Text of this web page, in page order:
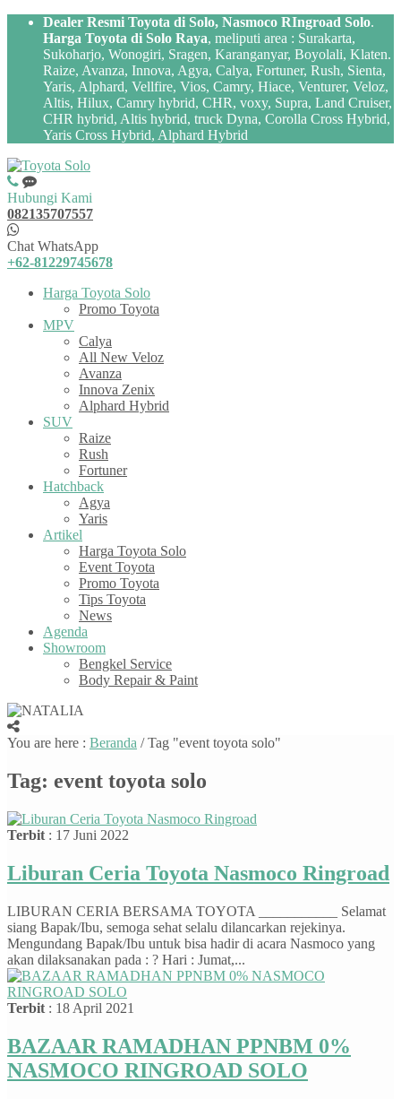
Dealer Resmi Toyota di Solo, Nasmoco RIngroad Solo.
Harga Toyota di Solo Raya, meliputi area : Surakarta,
Sukoharjo, Wonogiri, Sragen, Karanganyar, Boyolali, Klaten.
Raize, Avanza, Innova, Agya, Calya, Fortuner, Rush, Sienta,
Yaris, Alphard, Vellfire, Vios, Camry, Hiace, Venturer, Veloz,
Altis, Hilux, Camry hybrid, CHR, voxy, Supra, Land Cruiser,
CHR hybrid, Altis hybrid, truck Dyna, Corolla Cross Hybrid,
Yaris Cross Hybrid, Alphard Hybrid
Hubungi Kami
082135707557
Chat WhatsApp
+62-81229745678
Harga Toyota Solo
Promo Toyota
MPV
Calya
All New Veloz
Avanza
Innova Zenix
Alphard Hybrid
SUV
Raize
Rush
Fortuner
Hatchback
Agya
Yaris
Artikel
Harga Toyota Solo
Event Toyota
Promo Toyota
Tips Toyota
News
Agenda
Showroom
Bengkel Service
Body Repair & Paint
You are here : Beranda /Tag "event toyota solo"
Tag: event toyota solo
Terbit : 17 Juni 2022
Liburan Ceria Toyota Nasmoco Ringroad
LIBURAN CERIA BERSAMA TOYOTA ___________ Selamat
siang Bapak/Ibu, semoga sehat selalu dilancarkan rejekinya.
Mengundang Bapak/Ibu untuk bisa hadir di acara Nasmoco yang
akan dilaksanakan pada : ? Hari : Jumat,...
Terbit : 18 April 2021
BAZAAR RAMADHAN PPNBM 0%
NASMOCO RINGROAD SOLO